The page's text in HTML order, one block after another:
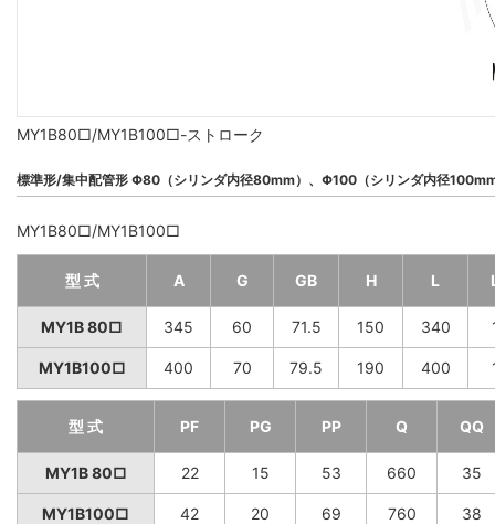
MY1B80□/MY1B100□-ストローク
標準形/集中配管形 Φ80（シリンダ内径80mm）、Φ100（シリンダ内径
MY1B80□/MY1B100□
型 式 A G GB H L
MY1B 80□ 345 60 71.5 150 340
MY1B100□ 400 70 79.5 190 400
型 式 PF PG PP Q QQ
MY1B 80□ 22 15 53 660 35
MY1B100□ 42 20 69 760 38